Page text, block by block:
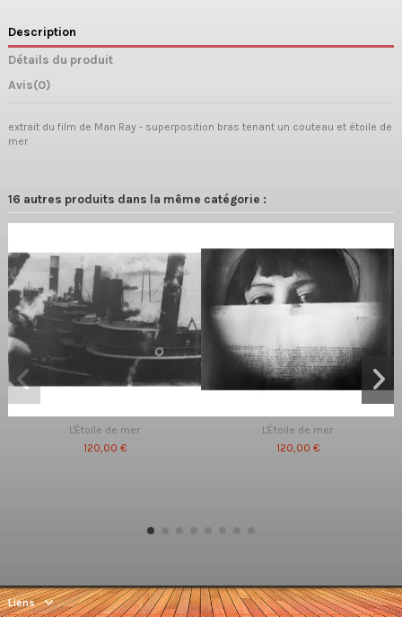
Description
Détails du produit
Avis(0)
extrait du film de Man Ray - superposition bras tenant un couteau et étoile de
mer
16 autres produits dans la même catégorie :
L'Étoile de mer
120,00 €
L'Étoile de mer
120,00 €
Liens